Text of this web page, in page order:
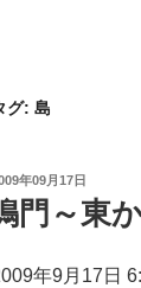
グ: 島
:
年09月17日
門～東
年9月17日